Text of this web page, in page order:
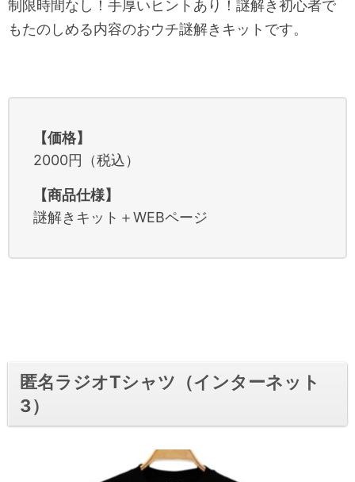
制限時間なし！手厚いヒントあり！謎解き初心者で
もたのしめる内容のおウチ謎解きキットです。
【価格】
2000円（税込）
【商品仕様】
謎解きキット＋WEBページ
匿名ラジオTシャツ（インターネット
3）